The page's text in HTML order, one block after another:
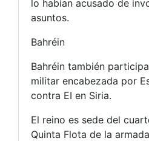
lo habían acusado de
asuntos.
Bahréin
Bahréin también
militar encabezada por
contra EI en Siria.
El reino es sede del
Quinta Flota de la